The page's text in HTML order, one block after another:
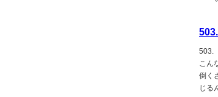
503.
こん
倒く
じる